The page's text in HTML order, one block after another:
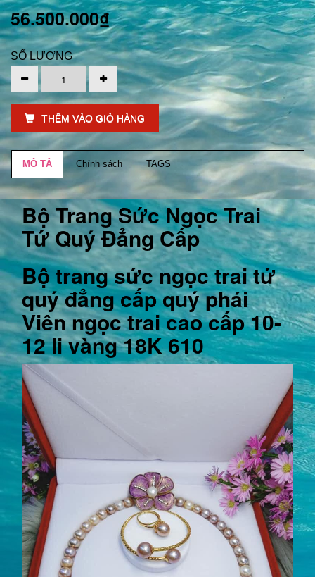
56.500.000₫
SỐ LƯỢNG
THÊM VÀO GIỎ HÀNG
MÔ TẢ Chính sách TAGS
Bộ Trang Sức Ngọc Trai
Tứ Quý Đẳng Cấp
Bộ trang sức ngọc trai tứ
quý đẳng cấp quý phái
Viên ngọc trai cao cấp 10-
12 li vàng 18K 610